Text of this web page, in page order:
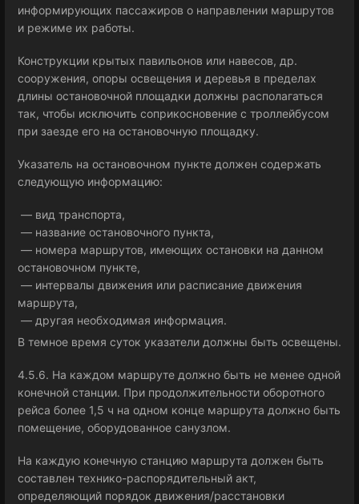
информирующих пассажиров о направлении маршрутов
и режиме их работы.
Конструкции крытых павильонов или навесов, др.
сооружения, опоры освещения и деревья в пределах
длины остановочной площадки должны располагаться
так, чтобы исключить соприкосновение с троллейбусом
при заезде его на остановочную площадку.
Указатель на остановочном пункте должен содержать
следующую информацию:
— вид транспорта,
— название остановочного пункта,
— номера маршрутов, имеющих остановки на данном
остановочном пункте,
— интервалы движения или расписание движения
маршрута,
— другая необходимая информация.
В темное время суток указатели должны быть освещены.
4.5.6. На каждом маршруте должно быть не менее одной
конечной станции. При продолжительности оборотного
рейса более 1,5 ч на одном конце маршрута должно быть
помещение, оборудованное санузлом.
На каждую конечную станцию маршрута должен быть
составлен технико-распорядительный акт,
определяющий порядок движения/расстановки